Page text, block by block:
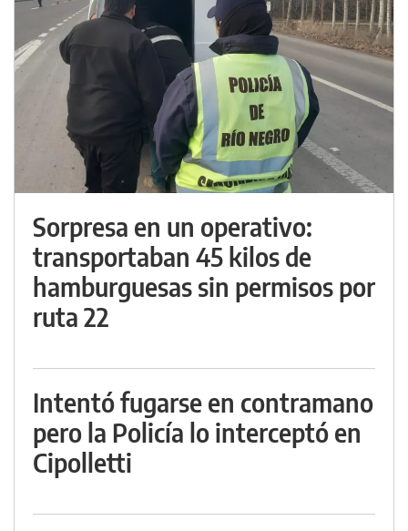
Sorpresa en un operativo:
transportaban 45 kilos de
hamburguesas sin permisos por
ruta 22
Intentó fugarse en contramano
pero la Policía lo interceptó en
Cipolletti